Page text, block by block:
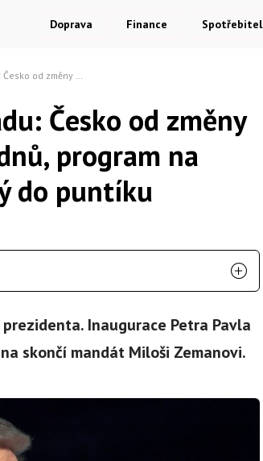
Doprava Finance Spotřebitel
program na čtvrtek je připravený do puntíku
Česko od změny
program na
do puntíku
Inaugurace Petra Pavla
skončí mandát Miloši Zemanovi.